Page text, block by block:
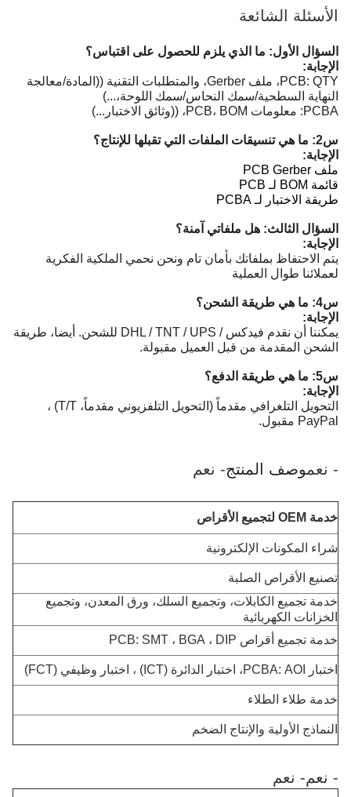
الأسئلة الشائعة
السؤال الأول: ما الذي يلزم للحصول على اقتباس؟
الإجابة:
PCB: QTY، ملف Gerber، والمتطلبات التقنية ((المادة/معالجة
النهاية السطحية/سمك النحاس/سمك اللوحة،...)
PCBA: معلومات PCB، BOM، ((وثائق الاختبار...)
س2: ما هي تنسيقات الملفات التي تقبلها للإنتاج؟
الإجابة:
ملف PCB Gerber
قائمة BOM لـ PCB
طريقة الاختبار لـ PCBA
السؤال الثالث: هل ملفاتي آمنة؟
الإجابة:
يتم الاحتفاظ بملفاتك بأمان تام ونحن نحمي الملكية الفكرية
لعملائنا طوال العملية
س4: ما هي طريقة الشحن؟
الإجابة:
يمكننا أن نقدم فيدكس / DHL / TNT / UPS للشحن. أيضا، طريقة
الشحن المقدمة من قبل العميل مقبولة.
س5: ما هي طريقة الدفع؟
الإجابة:
التحويل التلغرافي مقدماً (التحويل التلفزيوني مقدماً، T/T) ،
PayPal مقبول.
- نعموصف المنتج- نعم
خدمة OEM لتجميع الأقراص
شراء المكونات الإلكترونية
تصنيع الأقراص الصلبة
خدمة تجميع الكابلات، وتجميع السلك، ورق المعدن، وتجميع
الخزانات الكهربائية
خدمة تجميع أقراص PCB: SMT ، BGA ، DIP
اختبار PCBA: AOI، اختبار الدائرة (ICT) ، اختبار وظيفي (FCT)
خدمة طلاء الطلاء
النماذج الأولية والإنتاج الضخم
- نعم- نعم